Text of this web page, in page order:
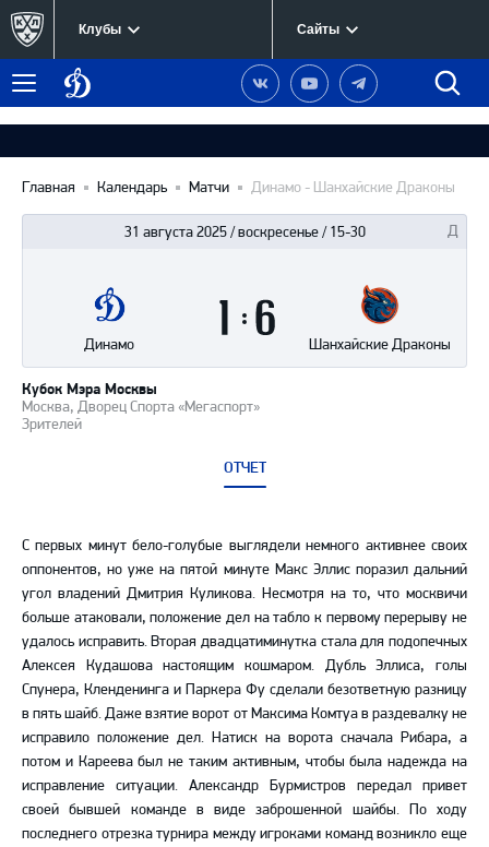
Клубы Сайты
Меню
Динамо
Москва
Наша
группа
Вконтакте
Наш
канал
YouTube
Наш
канал
Telegram
Главная Календарь Матчи Динамо - Шанхайские Драконы
31 августа 2025 / воскресенье / 15-30
Москва, Дворец Спорта «Мегаспорт»
Зрителей
Кубок Мэра Москвы
матча
Динамо Шанхайские Драконы
ОТЧЕТ
С первых минут бело-голубые выглядели немного активнее своих
оппонентов, но уже на пятой минуте Макс Эллис поразил дальний
угол владений Дмитрия Куликова. Несмотря на то, что москвичи
больше атаковали, положение дел на табло к первому перерыву не
удалось исправить. Вторая двадцатиминутка стала для подопечных
Алексея Кудашова настоящим кошмаром. Дубль Эллиса, голы
Спунера, Кленденинга и Паркера Фу сделали безответную разницу
в пять шайб. Даже взятие ворот от Максима Комтуа в раздевалку не
исправило положение дел. Натиск на ворота сначала Рибара, а
потом и Кареева был не таким активным, чтобы была надежда на
исправление ситуации. Александр Бурмистров передал привет
своей бывшей команде в виде заброшенной шайбы. По ходу
последнего отрезка турнира между игроками команд возникло еще